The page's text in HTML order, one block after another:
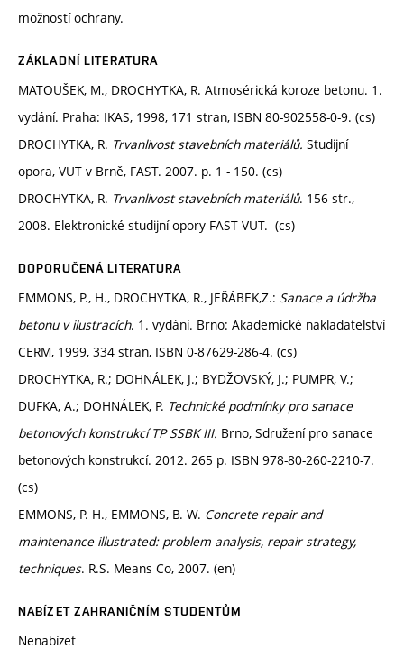
možností ochrany.
ZÁKLADNÍ LITERATURA
MATOUŠEK, M., DROCHYTKA, R. Atmosérická koroze betonu. 1.
vydání. Praha: IKAS, 1998, 171 stran, ISBN 80-902558-0-9. (cs)
DROCHYTKA, R. Trvanlivost stavebních materiálů. Studijní
opora, VUT v Brně, FAST. 2007. p. 1 - 150. (cs)
DROCHYTKA, R. Trvanlivost stavebních materiálů. 156 str.,
2008. Elektronické studijní opory FAST VUT. (cs)
DOPORUČENÁ LITERATURA
EMMONS, P., H., DROCHYTKA, R., JEŘÁBEK,Z.: Sanace a údržba
betonu v ilustracích. 1. vydání. Brno: Akademické nakladatelství
CERM, 1999, 334 stran, ISBN 0-87629-286-4. (cs)
DROCHYTKA, R.; DOHNÁLEK, J.; BYDŽOVSKÝ, J.; PUMPR, V.;
DUFKA, A.; DOHNÁLEK, P. Technické podmínky pro sanace
betonových konstrukcí TP SSBK III. Brno, Sdružení pro sanace
betonových konstrukcí. 2012. 265 p. ISBN 978-80-260-2210-7.
(cs)
EMMONS, P. H., EMMONS, B. W. Concrete repair and
maintenance illustrated: problem analysis, repair strategy,
techniques. R.S. Means Co, 2007. (en)
NABÍZET ZAHRANIČNÍM STUDENTŮM
Nenabízet